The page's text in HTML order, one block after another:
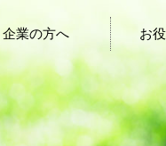
企業の方へ お